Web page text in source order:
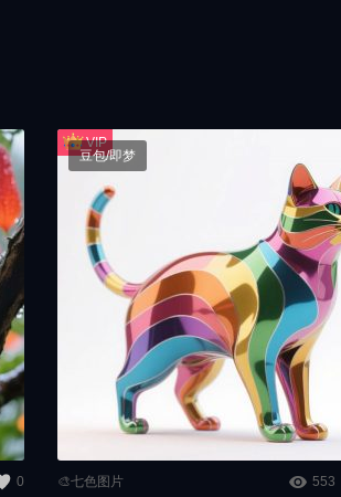
0 🎨七色图片 553
豆包/即梦